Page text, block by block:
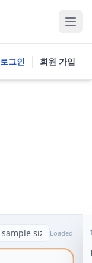
로그인 회원 가입
Loaded